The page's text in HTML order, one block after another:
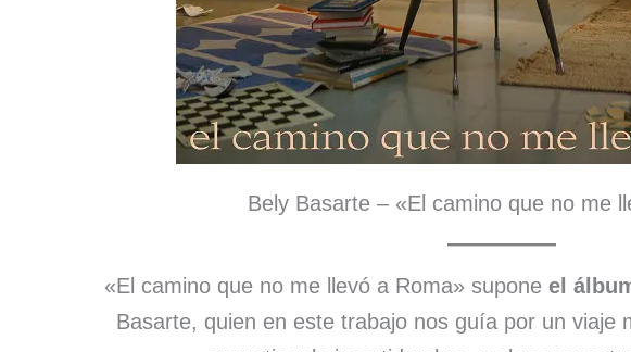
Bely Basarte – «El camino que no me
«El camino que no me llevó a Roma» supone el
Basarte, quien en este trabajo nos guía por un viaje